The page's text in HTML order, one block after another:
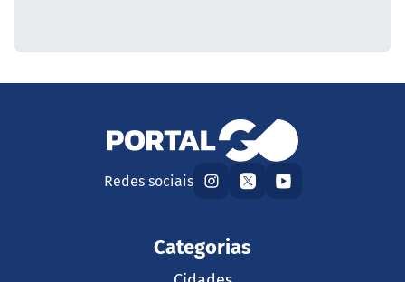
Redes sociais
Categorias